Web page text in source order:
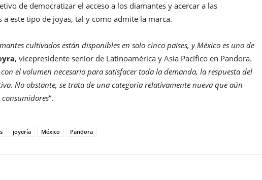
de democratizar el acceso a los diamantes y acercar a las
a este tipo de joyas, tal y como admite la marca.
cultivados están disponibles en solo cinco países, y México es uno de
, vicepresidente senior de Latinoamérica y Asia Pacífico en Pandora.
el volumen necesario para satisfacer toda la demanda, la respuesta del
No obstante, se trata de una categoría relativamente nueva que aún
consumidores“.
joyería México Pandora